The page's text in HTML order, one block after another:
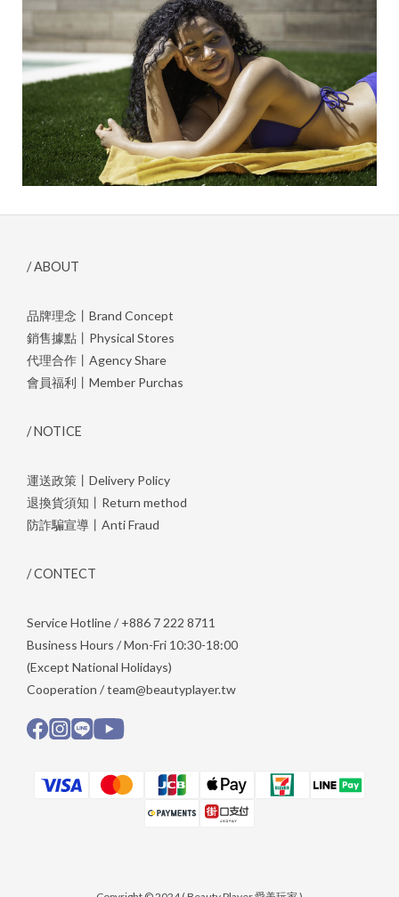
/ ABOUT
品牌理念丨Brand Concept
銷售據點丨Physical Stores
代理合作丨Agency Share
會員福利丨Member Purchas
/ NOTICE
運送政策丨Delivery Policy
退換貨須知丨Return method
防詐騙宣導丨Anti Fraud
/ CONTECT
Service Hotline / +886 7 222 8711
Business Hours / Mon-Fri 10:30-18:00
(Except National Holidays)
Cooperation / team@beautyplayer.tw